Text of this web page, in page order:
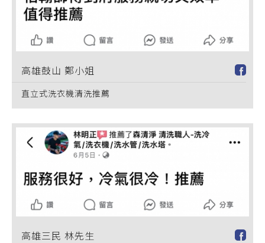
高雄鼓山 鄭小姐
直立式洗衣機清洗推薦
高雄三民 林先生